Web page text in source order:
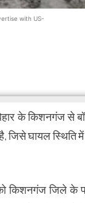
with US-
के किशनगंज से
जिसे घायल
किशनगंज जिले के